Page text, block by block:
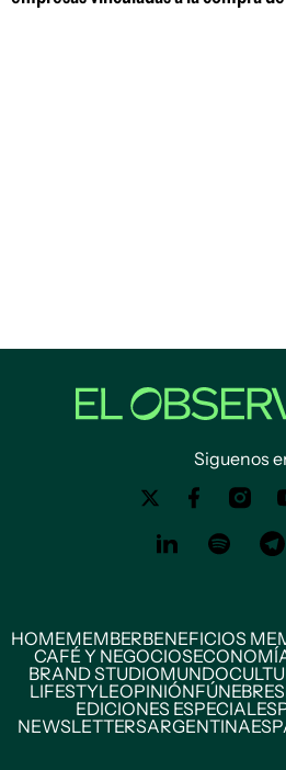
Siguenos
HOMEMEMBERBENEFICIOS
CAFÉ Y NEGOCIOS
BRAND STUDIOMUNDO
LIFESTYLEOPINIÓNFÚNEBRES
EDICIONES ESPECIALES
NEWSLETTERSARGENTINA